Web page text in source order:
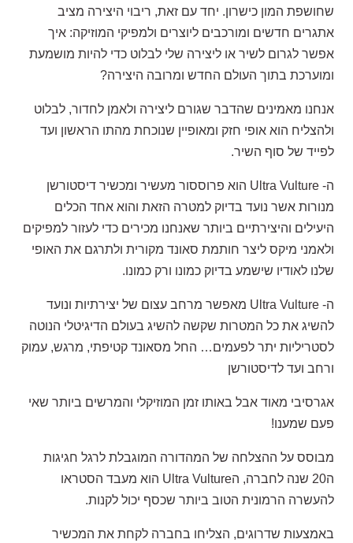
שחושפת המון כישרון. יחד עם זאת, ריבוי היצירה מציב
אתגרים חדשים ומורכבים ליוצרים ולמפיקי המוזיקה: איך
אפשר לגרום לשיר או ליצירה שלי לבלוט כדי להיות מושמעת
ומוערכת בתוך העולם החדש ומרובה היצירה?
אנחנו מאמינים שהדבר שגורם ליצירה ולאמן לחדור, לבלוט
ולהצליח הוא אופי חזק ומאופיין שנוכחת מהתו הראשון ועד
לפייד של סוף השיר.
ה- Ultra Vulture הוא פרוססור מעשיר ומכשיר דיסטורשן
מנורות אשר נועד בדיוק למטרה הזאת והוא אחד הכלים
היעילים והיצירתיים ביותר שאנחנו מכירים כדי לעזור למפיקים
ולאמני מיקס ליצר חותמת סאונד מקורית ולתרגם את האופי
שלנו לאודיו שישמע בדיוק כמונו ורק כמונו.
ה- Ultra Vulture מאפשר מרחב עצום של יצירתיות ונועד
להשיג את כל המטרות שקשה להשיג בעולם הדיגיטלי הנוטה
לסטריליות יתר לפעמים… החל מסאונד קטיפתי, מרגש, עמוק
ורחב ועד לדיסטורשן
אגרסיבי מאוד אבל באותו זמן המוזיקלי והמרשים ביותר שאי
פעם שמענו!
מבוסס על ההצלחה של המהדורה המוגבלת לרגל חגיגות
ה20 שנה לחברה, הUltra Vulture הוא מעבד הסטראו
להעשרה הרמונית הטוב ביותר שכסף יכול לקנות.
באמצעות שדרוגים, הצליחו בחברה לקחת את המכשיר